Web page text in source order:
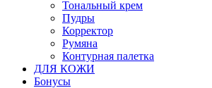
Тональный крем
Пудры
Корректор
Румяна
Контурная палетка
ДЛЯ КОЖИ
Бонусы